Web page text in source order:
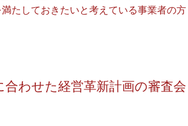
たしておきたいと考えている事業者の方
わせた経営革新計画の審査